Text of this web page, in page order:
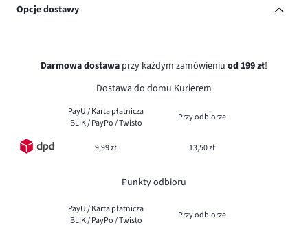
Opcje dostawy
Darmowa dostawa przy każdym zamówieniu od 199 zł!
Dostawa do domu Kurierem
PayU / Karta płatnicza
BLIK / PayPo / Twisto
Przy odbiorze
9,99 zł 13,50 zł
Punkty odbioru
PayU / Karta płatnicza
BLIK / PayPo / Twisto
Przy odbiorze